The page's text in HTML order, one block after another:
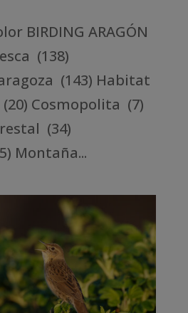
BIRDING ARAGÓN
(138)
(143) Habitat
Cosmopolita (7)
(34)
Montaña...